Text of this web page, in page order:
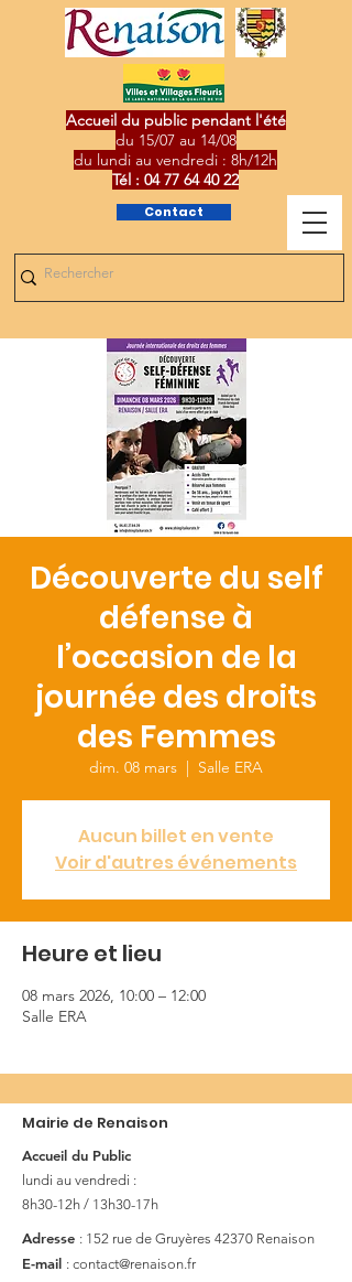
Contact
Accueil du public pendant l'été
du 15/07 au 14/08
du lundi au vendredi : 8h/12h
Tél : 04 77 64 40 22
Découverte du self
défense à
l’occasion de la
journée des droits
des Femmes
dim. 08 mars
  |
Salle ERA
Aucun billet en vente
Voir d'autres événements
Heure et lieu
08 mars 2026, 10:00 – 12:00
Salle ERA
Mairie de Renaison
Accueil du Public
lundi au vendredi :
8h30-12h / 13h30-17h
Adresse : 152 rue de Gruyères 42370 Renaison
E-mail : contact@renaison.fr